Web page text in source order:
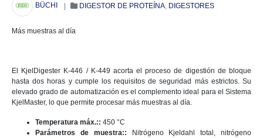
BÜCHI | DIGESTOR DE PROTEÍNA DIGESTORES
Más muestras al día
El KjelDigester K-446 / K-449 acorta el proceso de digestión de bloque
hasta dos horas y cumple los requisitos de seguridad más estrictos. Su
elevado grado de automatización es el complemento ideal para el Sistema
KjelMaster, lo que permite procesar más muestras al día.
Temperatura máx.:: 450 °C
Parámetros de muestra:: Nitrógeno Kjeldahl total, nitrógeno